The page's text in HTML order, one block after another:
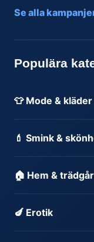
Se alla
Populära
👕 Mode & kläder
💄 Smink &
🏠 Hem &
🍆 Erotik